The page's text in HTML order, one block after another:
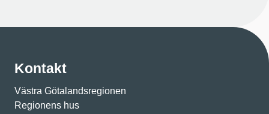
Kontakt
Västra Götalandsregionen
Regionens hus